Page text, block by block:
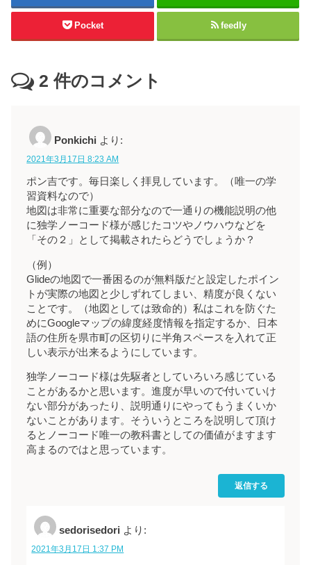
Pocket feedly
2 件のコメント
Ponkichi より:
2021年3月17日 8:23 AM
ポン吉です。毎日楽しく拝見しています。（唯一の学
習資料なので）
地図は非常に重要な部分なので一通りの機能説明の他
に独学ノーコード様が感じたコツやノウハウなどを
「その２」として掲載されたらどうでしょうか？
（例）
Glideの地図で一番困るのが無料版だと設定したポイン
トが実際の地図と少しずれてしまい、精度が良くない
ことです。（地図としては致命的）私はこれを防ぐた
めにGoogleマップの緯度経度情報を指定するか、日本
語の住所を県市町の区切りに半角スペースを入れて正
しい表示が出来るようにしています。
独学ノーコード様は先駆者としていろいろ感じている
ことがあるかと思います。進度が早いので付いていけ
ない部分があったり、説明通りにやってもうまくいか
ないことがあります。そういうところを説明して頂け
るとノーコード唯一の教科書としての価値がますます
高まるのではと思っています。
返信する
sedorisedori より:
2021年3月17日 1:37 PM